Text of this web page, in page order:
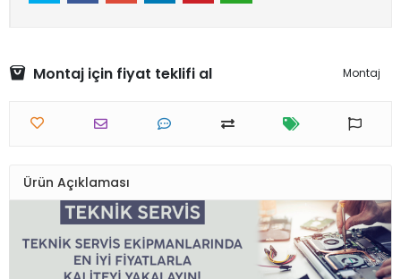
Montaj için fiyat teklifi al Montaj
Ürün Açıklaması